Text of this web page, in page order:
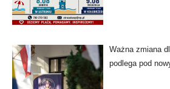
Ważna zmiana
podlega pod